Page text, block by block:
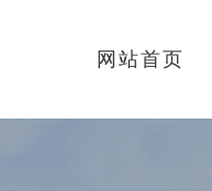
网站首页